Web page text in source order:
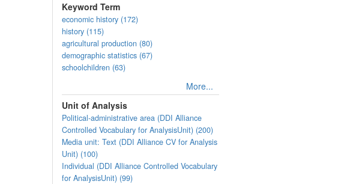
Keyword Term
economic history (172)
history (115)
agricultural production (80)
demographic statistics (67)
schoolchildren (63)
More...
Unit of Analysis
Political-administrative area (DDI Alliance
Controlled Vocabulary for AnalysisUnit) (200)
Media unit: Text (DDI Alliance CV for Analysis
Unit) (100)
Individual (DDI Alliance Controlled Vocabulary
for AnalysisUnit) (99)